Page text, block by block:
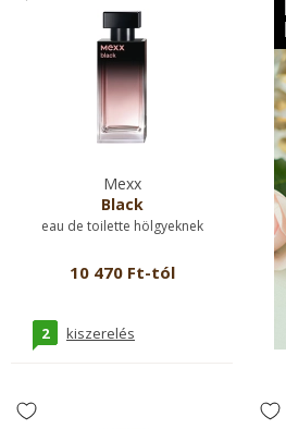
Mexx
Black
eau de toilette hölgyeknek
10 470 Ft-tól
2 kiszerelés